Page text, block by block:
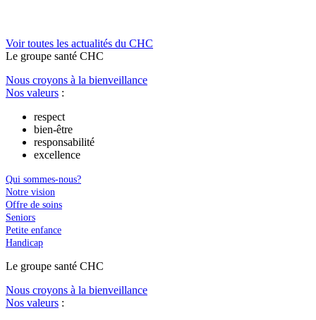
Voir toutes les actualités du CHC
Le groupe santé CHC
Nous croyons à la bienveillance
Nos valeurs :
respect
bien-être
responsabilité
excellence
Qui sommes-nous?
Notre vision
Offre de soins
Seniors
Petite enfance
Handicap
Le groupe santé CHC
Nous croyons à la bienveillance
Nos valeurs :